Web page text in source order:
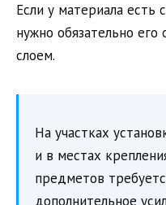
Если у материала есть
нужно обязательно
слоем.
На участках
и в местах
предметов
дополнительное